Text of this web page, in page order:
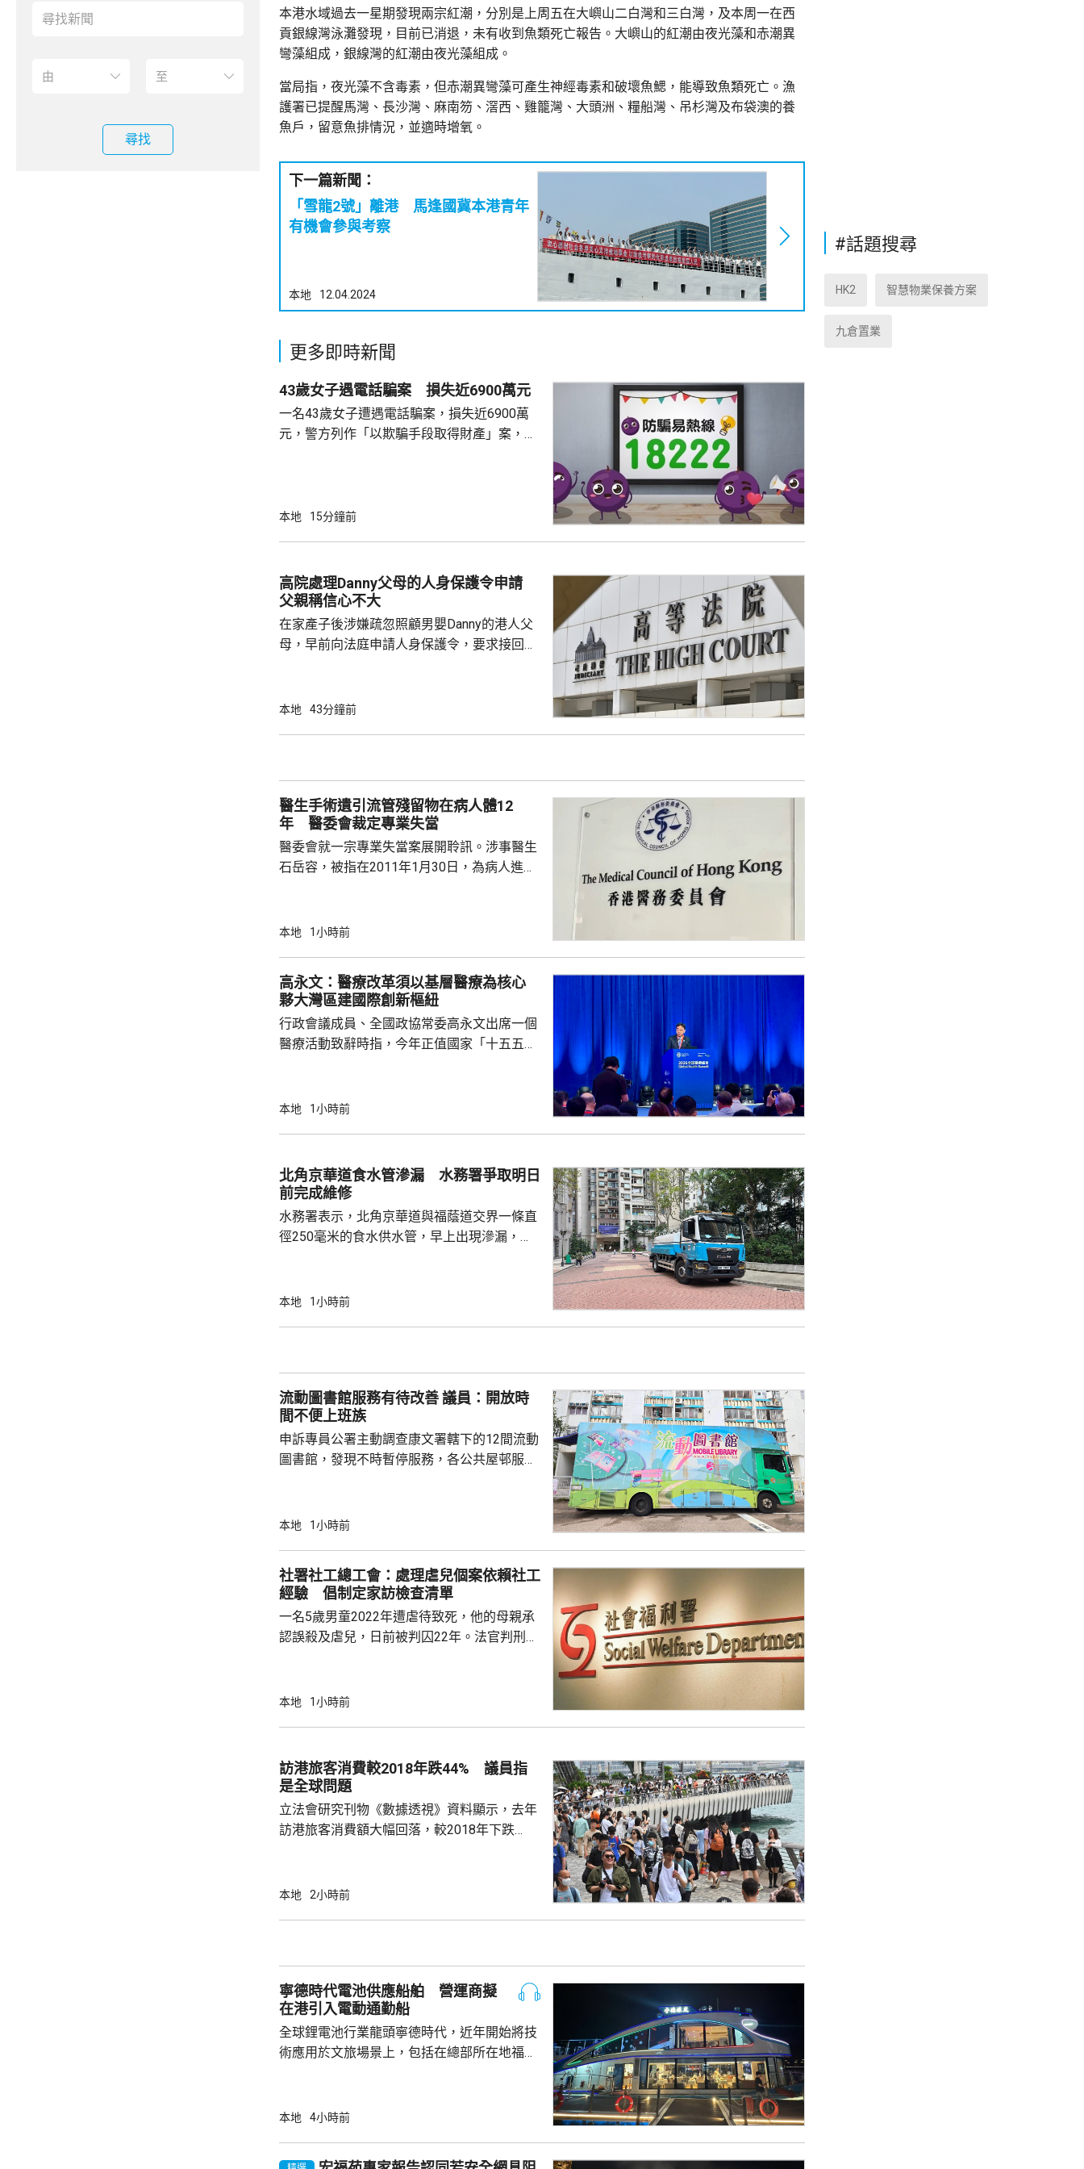
尋找
本港水域過去一星期發現兩宗紅潮，分別是上周五在大嶼山二白灣和三白灣，及本周一在西
貢銀線灣泳灘發現，目前已消退，未有收到魚類死亡報告。大嶼山的紅潮由夜光藻和赤潮異
彎藻組成，銀線灣的紅潮由夜光藻組成。
當局指，夜光藻不含毒素，但赤潮異彎藻可產生神經毒素和破壞魚鰓，能導致魚類死亡。漁
護署已提醒馬灣、長沙灣、麻南笏、滘西、雞籠灣、大頭洲、糧船灣、吊杉灣及布袋澳的養
魚戶，留意魚排情況，並適時增氧。
下一篇新聞：
「雪龍2號」離港 馬逢國冀本港青年
有機會參與考察
本地 12.04.2024
更多即時新聞
43歲女子遇電話騙案 損失近6900萬元
一名43歲女子遭遇電話騙案，損失近6900萬
元，警方列作「以欺騙手段取得財產」案，暫
於上月2日至本月1日期間，先後轉賬約6894
本地 15分鐘前
高院處理Danny父母的人身保護令申請
父親稱信心不大
在家產子後涉嫌疏忽照顧男嬰Danny的港人父
母，早前向法庭申請人身保護令，要求接回被
示，懷著戰戰兢兢的心情應付審訊，信心不
子的健康每況愈下。
本地 43分鐘前
醫生手術遺引流管殘留物在病人體12
年 醫委會裁定專業失當
醫委會就一宗專業失當案展開聆訊。涉事醫生
石岳容，被指在2011年1月30日，為病人進行
乳房檢查時才發現，有三條引流管殘留物，遺
確保引流管已被完全拔除，亦應及時察覺引流
管長度有異，指石岳容的行為，低於合理預期
的專業標準。 辯...
本地 1小時前
高永文：醫療改革須以基層醫療為核心
夥大灣區建國際創新樞紐
行政會議成員、全國政協常委高永文出席一個
醫療活動致辭時指，今年正值國家「十五五」
他強調，面對人口老化挑戰，不能單靠興建醫
透過地區康健中心和「基層醫療共同治理網
絡」，建立無縫的社區健康體系。 他指，迅速
本地 1小時前
北角京華道食水管滲漏 水務署爭取明日
前完成維修
水務署表示，北角京華道與福蔭道交界一條直
徑250毫米的食水供水管，早上出現滲漏，影
程團隊正全力維修，爭取今晚深夜12時前完
及相關管理處保持聯繫，為受影響居民提供適
切協助。 受事故影響，福蔭道部分...
本地 1小時前
流動圖書館服務有待改善 議員：開放時
間不便上班族
申訴專員公署主動調查康文署轄下的12間流動
圖書館，發現不時暫停服務，各公共屋邨服務
法會議員李家駒，在一個電台節目表示，現時
方便。他又認為，隨著人口遷移，各區對流動
圖書館的需求或有改變，建議康文署公開更多
資料，檢視流動圖書館的選址，未來...
本地 1小時前
社署社工總工會：處理虐兒個案依賴社工
經驗 倡制定家訪檢查清單
一名5歲男童2022年遭虐待致死，他的母親承
認誤殺及虐兒，日前被判囚22年。法官判刑時
良。 社署社工總工會主席梁建雄在本台節目
讓小朋友除下口罩或面對面見社工，並非社工
能控制的事情。他説，當時有關個案剛剛交給
非政府組織跟進，代表社署社工判斷個案...
本地 1小時前
訪港旅客消費較2018年跌44% 議員指
是全球問題
立法會研究刊物《數據透視》資料顯示，去年
訪港旅客消費額大幅回落，較2018年下跌
客有一定消費力，問題是如何令他們留港更
均消費下降是正常。 疫情後旅客模式轉變，旅
客來港不只購物，更追求體驗式...
本地 2小時前
寧德時代電池供應船舶 營運商擬
在港引入電動通勤船
全球鋰電池行業龍頭寧德時代，近年開始將技
術應用於文旅場景上，包括在總部所在地福建
貴，但預料3至5年後將會回本，希望未來將電
本地 4小時前
#話題搜尋
HK2 智慧物業保養方案
九倉置業